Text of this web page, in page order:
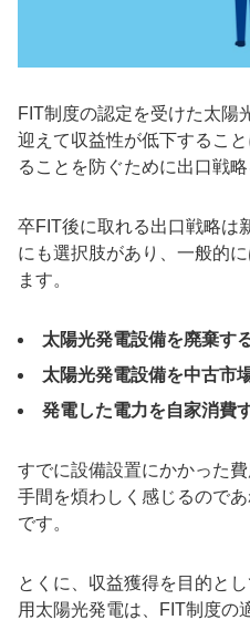
FIT制度の認定を受けた太陽
迎えて収益性が低下するこ
ることを防ぐために出口戦
卒FIT後に取れる出口戦略は
にも選択肢があり、一般的
ます。
太陽光発電設備を廃棄す
太陽光発電設備を中古市
発電した電力を自家消費
すでに設備設置にかかった
手間を煩わしく感じるので
です。
とくに、収益獲得を目的と
用太陽光発電は、FIT制度の